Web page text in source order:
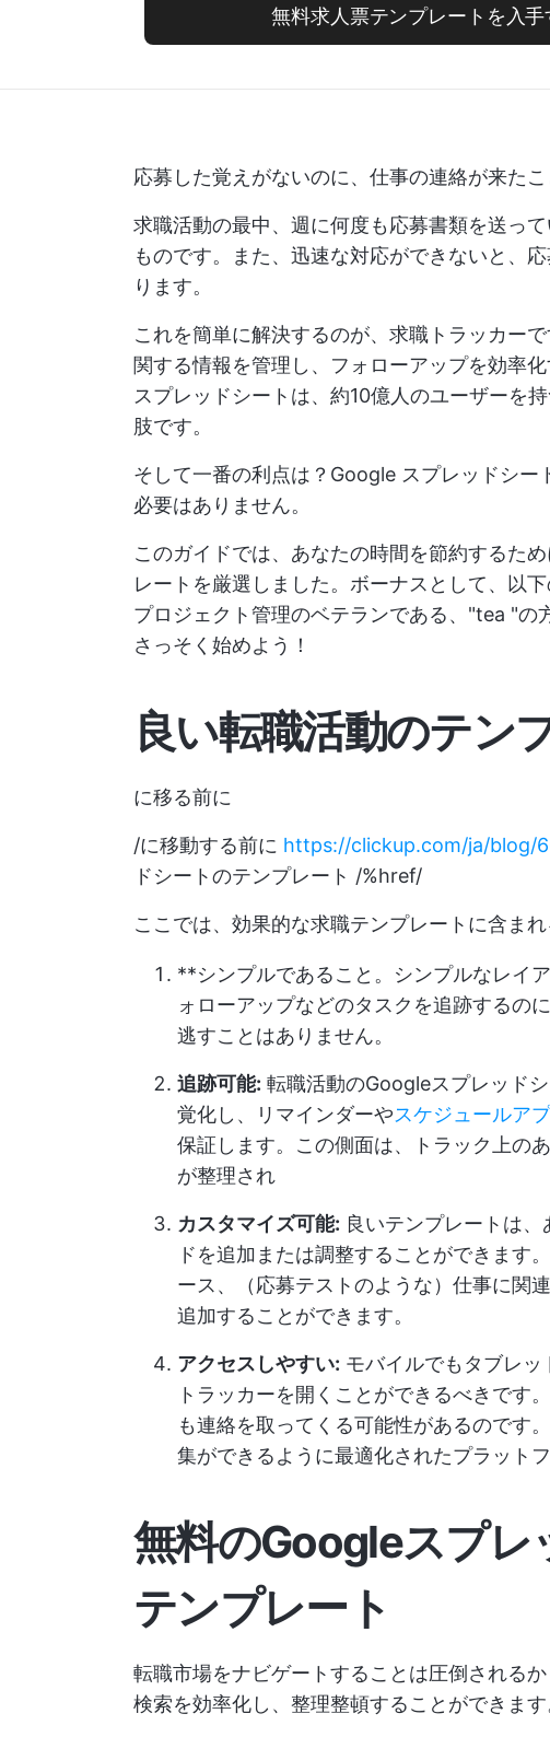
無料求人票テンプレートを入手
応募した覚えがないのに、仕事の連絡が来た
求職活動の最中、週に何度も応募書類を送っ
ものです。また、迅速な対応ができないと、
ります。
これを簡単に解決するのが、求職トラッカー
関する情報を管理し、フォローアップを効率
スプレッドシートは、約10億人のユーザーを
肢です。
そして一番の利点は？Google スプレッドシ
必要はありません。
このガイドでは、あなたの時間を節約するた
レートを厳選しました。ボーナスとして、以
プロジェクト管理のベテランである、"tea "の
さっそく始めよう！
良い転職活動のテン
に移る前に
/に移動する前に https://clickup.com/ja/blog/
ドシートのテンプレート /%href/
ここでは、効果的な求職テンプレートに含ま
**シンプルであること。シンプルなレイ
ォローアップなどのタスクを追跡するの
逃すことはありません。
追跡可能: 転職活動のGoogleスプレッド
覚化し、リマインダーやスケジュールア
保証します。この側面は、トラック上の
が整理され
カスタマイズ可能: 良いテンプレートは
ドを追加または調整することができます
ース、（応募テストのような）仕事に関
追加することができます。
アクセスしやすい: モバイルでもタブレ
トラッカーを開くことができるべきです
も連絡を取ってくる可能性があるのです
集ができるように最適化されたプラット
無料のGoogleスプレ
テンプレート
転職市場をナビゲートすることは圧倒される
検索を効率化し、整理整頓することができます